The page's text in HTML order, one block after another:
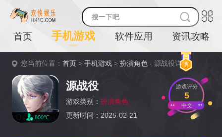
首页 手机游戏 软件应用 资讯攻略
您当前位置：首页 >手机游戏 >扮演角色 - 源战役详情
800℃
源战役
游戏类别： 扮演角色
更新时间：2025-02-21
游戏评分
5
中文